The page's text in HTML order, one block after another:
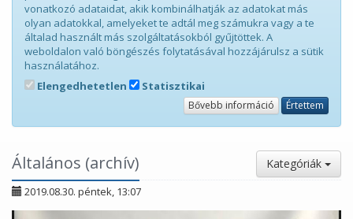
vonatkozó adataidat, akik kombinálhatják az adatokat más
olyan adatokkal, amelyeket te adtál meg számukra vagy a te
általad használt más szolgáltatásokból gyűjtöttek. A
weboldalon való böngészés folytatásával hozzájárulsz a sütik
használatához.
Elengedhetetlen
Statisztikai
Bővebb információ Értettem
Általános (archív) Kategóriák
2019.08.30. péntek, 13:07